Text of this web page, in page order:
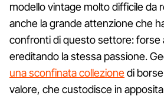
modello vintage molto difficile da
anche la grande attenzione che
confronti di questo settore: forse
ereditando la stessa passione.
una sconfinata collezionedi
valore, che custodisce in